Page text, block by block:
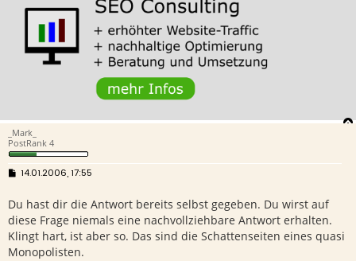
_Mark_
PostRank 4
B
t
r
a
g
14.01.2006, 17:55
Du hast dir die Antwort bereits selbst gegeben. Du wirst auf
diese Frage niemals eine nachvollziehbare Antwort erhalten.
Klingt hart, ist aber so. Das sind die Schattenseiten eines quasi
Monopolisten.